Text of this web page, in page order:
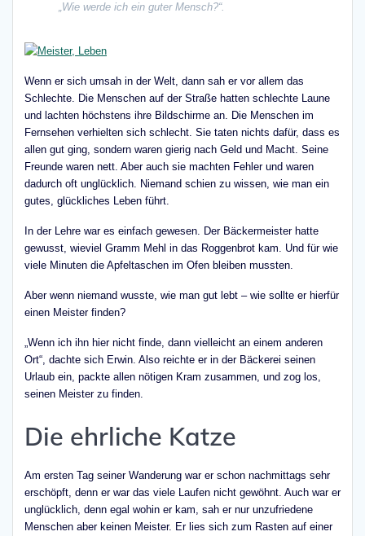
„Wie werde ich ein guter Mensch?“.
Wenn er sich umsah in der Welt, dann sah er vor allem das
Schlechte. Die Menschen auf der Straße hatten schlechte Laune
und lachten höchstens ihre Bildschirme an. Die Menschen im
Fernsehen verhielten sich schlecht. Sie taten nichts dafür, dass es
allen gut ging, sondern waren gierig nach Geld und Macht. Seine
Freunde waren nett. Aber auch sie machten Fehler und waren
dadurch oft unglücklich. Niemand schien zu wissen, wie man ein
gutes, glückliches Leben führt.
In der Lehre war es einfach gewesen. Der Bäckermeister hatte
gewusst, wieviel Gramm Mehl in das Roggenbrot kam. Und für wie
viele Minuten die Apfeltaschen im Ofen bleiben mussten.
Aber wenn niemand wusste, wie man gut lebt – wie sollte er hierfür
einen Meister finden?
„Wenn ich ihn hier nicht finde, dann vielleicht an einem anderen
Ort“, dachte sich Erwin. Also reichte er in der Bäckerei seinen
Urlaub ein, packte allen nötigen Kram zusammen, und zog los,
seinen Meister zu finden.
Die ehrliche Katze
Am ersten Tag seiner Wanderung war er schon nachmittags sehr
erschöpft, denn er war das viele Laufen nicht gewöhnt. Auch war er
unglücklich, denn egal wohin er kam, sah er nur unzufriedene
Menschen aber keinen Meister. Er lies sich zum Rasten auf einer